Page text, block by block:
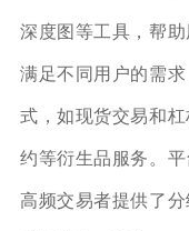
深度图等工具，帮
满足不同用户的需
式，如现货交易和
约等衍生品服务。
高频交易者提供了